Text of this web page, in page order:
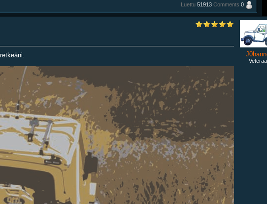
Luettu 51913 Comments 0